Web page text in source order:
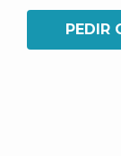
PEDIR